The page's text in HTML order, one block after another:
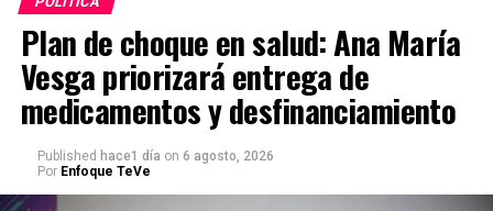
Plan de choque en salud: Ana María
Vesga priorizará entrega de
medicamentos y desfinanciamiento
Published hace1 día on 6 agosto, 2026
Por Enfoque TeVe